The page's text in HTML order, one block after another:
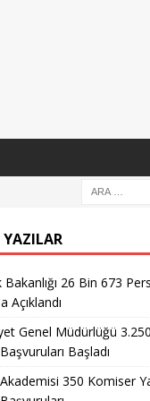
YAZILAR
Bakanlığı 26 Bin 673
Açıklandı
Genel Müdürlüğü
Başvuruları Başladı
350 Komiser